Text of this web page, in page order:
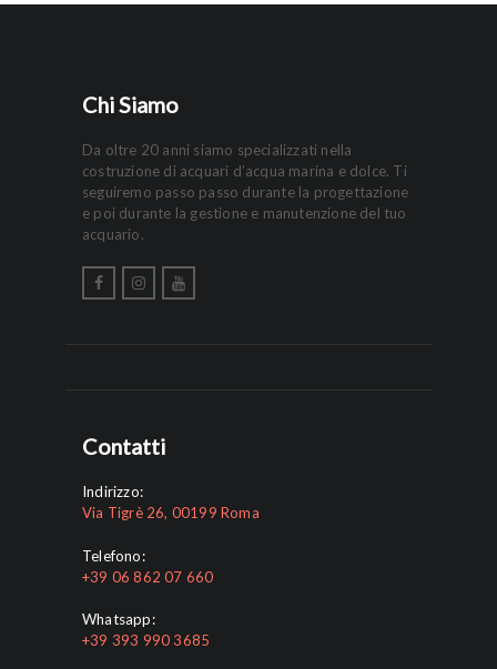
Chi Siamo
Da oltre 20 anni siamo specializzati nella
costruzione di acquari d’acqua marina e dolce. Ti
seguiremo passo passo durante la progettazione
e poi durante la gestione e manutenzione del tuo
acquario.
Contatti
Indirizzo:
Via Tigrè 26, 00199 Roma
Telefono:
+39 06 862 07 660
Whatsapp:
+39 393 990 3685